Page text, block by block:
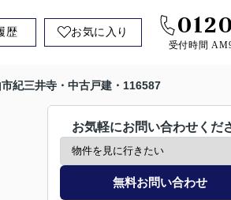
歴 お気に入り
受付時間
紀三井寺・中古戸建・116587
お気軽にお問い合わせくだ
無料お問い合わせ